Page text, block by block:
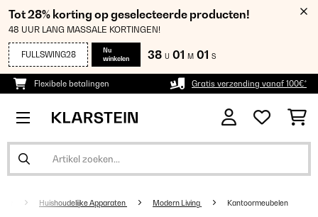
Tot 28% korting op geselecteerde producten!
48 UUR LANG MASSALE KORTINGEN!
FULLSWING28
Nu
winkelen
38 U 01 M 00 S
Flexibele betalingen Gratis verzending vanaf 100€*
Huishoudelijke Apparaten Modern Living Kantoormeubelen